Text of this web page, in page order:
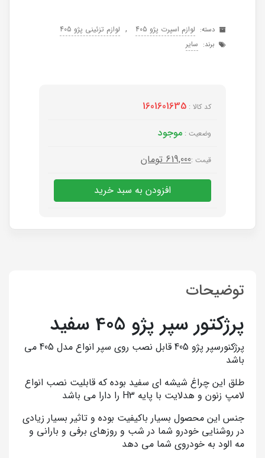
دسته: لوازم اسپرت پژو 405 , لوازم تزئینی پژو 405
برند: سایر
کد کالا : 1601601635
وضعیت : موجود
قیمت :619,000 تومان
افزودن به سبد خرید
توضیحات
پرژکتور سپر پژو 405 سفید
پرژکنورسپر پژو 405 قابل نصب روی سپر انواع مدل 405 می
باشد
طلق این چراغ شیشه ای سفید بوده که قابلیت نصب انواع
لامپ زنون و هدلایت با پایه H3 را دارا می باشد
جنس این محصول بسیار باکیفیت بوده و تاثیر بسیار زیادی
در روشنایی خودرو شما در شب و روزهای برفی و بارانی و
مه الود به خودروی شما می دهد